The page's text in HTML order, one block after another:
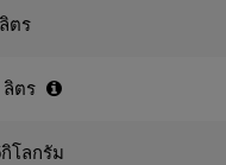
ลิตร
ลิตร
กิโลกรัม